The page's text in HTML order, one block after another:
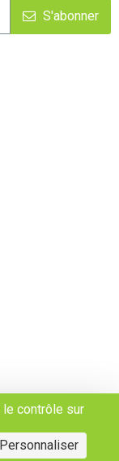
S'abonner
contrôle sur
Personnaliser